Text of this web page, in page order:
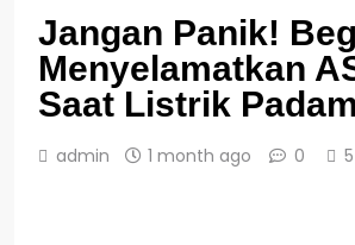
Jangan Panik!
Menyelamatkan
Saat Listrik Padam
admin 1 month ago 0